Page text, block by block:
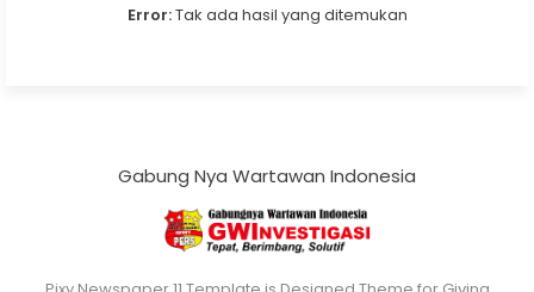
Error:Tak ada hasil yang ditemukan
Gabung Nya Wartawan Indonesia